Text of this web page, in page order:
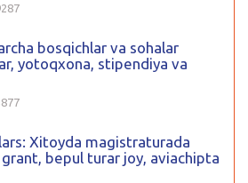
bosqichlar va sohalar
yotoqxona, stipendiya va
Xitoyda magistraturada
grant, bepul turar joy, aviachipta